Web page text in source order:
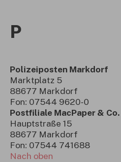
P
Polizeiposten Markdorf
Marktplatz 5
88677 Markdorf
Fon: 07544 9620-0
Postfiliale MacPaper & Co.
Hauptstraße 15
88677 Markdorf
Fon: 07544 741688
Nach oben